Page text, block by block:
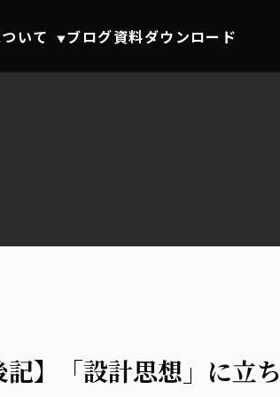
いて ▼ブログ資料ダウンロード
記】「設計思想」に立ち